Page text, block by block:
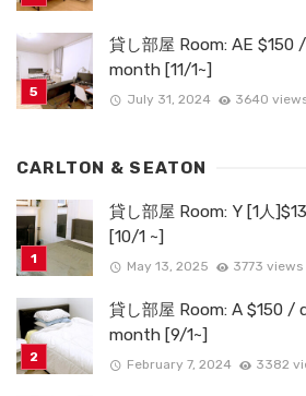
貸し部屋 Room: AE
month [11/1~]
July 31, 2024 3640
CARLTON & SEATON
貸し部屋 Room: Y [1人
[10/1 ~]
May 13, 2025 3773 views
貸し部屋 Room: A $150
month [9/1~]
February 7, 2024 3382